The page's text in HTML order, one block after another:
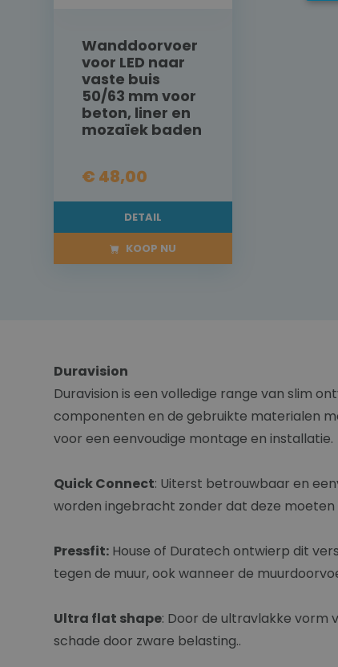
Wanddoorvoer
voor LED naar
vaste buis
50/63 mm voor
beton, liner en
mozaïek baden
€ 48,00
DETAIL
KOOP NU
Duravision
Duravision is een volledige range van slim
componenten en de gebruikte materialen
voor een eenvoudige montage en installatie.
Quick Connect: Uiterst betrouwbaar en
worden ingebracht zonder dat deze
Pressfit: House of Duratech ontwierp dit
tegen de muur, ook wanneer de
Ultra flat shape: Door de ultravlakke vorm
schade door zware belasting..